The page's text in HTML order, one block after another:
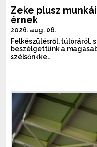
Zeke plusz
érnek
2026. aug. 06.
Felkészülésről, túlóráról,
beszélgettünk a
szélsőnkkel.